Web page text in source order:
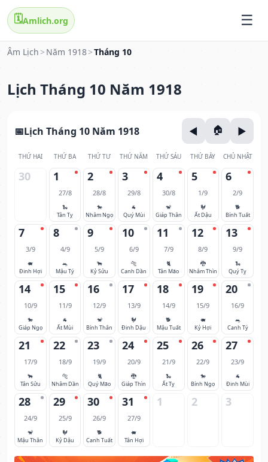
🗓️Amlich.org
Âm Lịch > Năm 1918>Tháng 10
Lịch Tháng 10 Năm 1918
Lịch Tháng 10 Năm 1918
THỨ HAI THỨ BA THỨ TƯ THỨ NĂM THỨ SÁU THỨ BẢY CHỦ NHẬT
30 1
27/8
🐍
Tân Tỵ
2
28/8
🐎
Nhâm Ngọ
3
29/8
🐐
Quý Mùi
4
30/8
🐒
Giáp Thân
5
1/9
🐓
Ất Dậu
6
2/9
🐕
Bính Tuất
7
3/9
🐖
Đinh Hợi
8
4/9
🐀
Mậu Tý
9
5/9
🐂
Kỷ Sửu
10
6/9
🐅
Canh Dần
11
7/9
🐈
Tân Mão
12
8/9
🐉
Nhâm Thìn
13
9/9
🐍
Quý Tỵ
14
10/9
🐎
Giáp Ngọ
15
11/9
🐐
Ất Mùi
16
12/9
🐒
Bính Thân
17
13/9
🐓
Đinh Dậu
18
14/9
🐕
Mậu Tuất
19
15/9
🐖
Kỷ Hợi
20
16/9
🐀
Canh Tý
21
17/9
🐂
Tân Sửu
22
18/9
🐅
Nhâm Dần
23
19/9
🐈
Quý Mão
24
20/9
🐉
Giáp Thìn
25
21/9
🐍
Ất Tỵ
26
22/9
🐎
Bính Ngọ
27
23/9
🐐
Đinh Mùi
28
24/9
🐒
Mậu Thân
29
25/9
🐓
Kỷ Dậu
30
26/9
🐕
Canh Tuất
31
27/9
🐖
Tân Hợi
1 2 3